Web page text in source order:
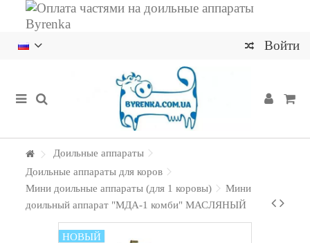
Войти
Доильные аппараты
Доильные аппараты для коров
Мини доильные аппараты (для 1 коровы)
Мини
доильный аппарат "МДА-1 комби" МАСЛЯНЫЙ
НОВЫЙ